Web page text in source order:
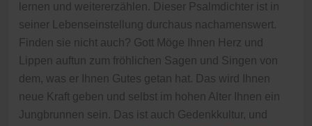
lernen und weitererzählen. Dieser Psalmdichter ist in
seiner Lebenseinstellung durchaus nachamenswert.
Finden sie nicht auch? Gott Möge Ihnen Herz und
Lippen auftun zum fröhlichen Sagen und Singen von
dem, was er Ihnen Gutes getan hat. Das wird Ihnen
neue Kraft geben und selbst im hohen Alter Ihnen ein
Jungbrunnen sein. Das ist auch Gedenkkultur, und